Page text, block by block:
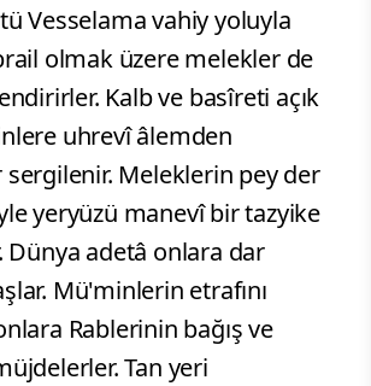
Vesselama vahiy yoluyla
olmak üzere melekler de
Kalb ve basîreti açık
uhrevî âlemden
Meleklerin pey der
yeryüzü manevî bir tazyike
Dünya adetâ onlara dar
Mü'minlerin etrafını
Rablerinin bağış ve
Tan yeri